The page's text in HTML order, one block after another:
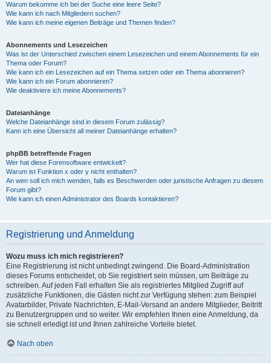
Warum bekomme ich bei der Suche eine leere Seite?
Wie kann ich nach Mitgliedern suchen?
Wie kann ich meine eigenen Beiträge und Themen finden?
Abonnements und Lesezeichen
Was ist der Unterschied zwischen einem Lesezeichen und einem Abonnements für ein
Thema oder Forum?
Wie kann ich ein Lesezeichen auf ein Thema setzen oder ein Thema abonnieren?
Wie kann ich ein Forum abonnieren?
Wie deaktiviere ich meine Abonnements?
Dateianhänge
Welche Dateianhänge sind in diesem Forum zulässig?
Kann ich eine Übersicht all meiner Dateianhänge erhalten?
phpBB betreffende Fragen
Wer hat diese Forensoftware entwickelt?
Warum ist Funktion x oder y nicht enthalten?
An wen soll ich mich wenden, falls es Beschwerden oder juristische Anfragen zu diesem
Forum gibt?
Wie kann ich einen Administrator des Boards kontaktieren?
Registrierung und Anmeldung
Wozu muss ich mich registrieren?
Eine Registrierung ist nicht unbedingt zwingend. Die Board-Administration
dieses Forums entscheidet, ob Sie registriert sein müssen, um Beiträge zu
schreiben. Auf jeden Fall erhalten Sie als registriertes Mitglied Zugriff auf
zusätzliche Funktionen, die Gästen nicht zur Verfügung stehen: zum Beispiel
Avatarbilder, Private Nachrichten, E-Mail-Versand an andere Mitglieder, Beitritt
zu Benutzergruppen und so weiter. Wir empfehlen Ihnen eine Anmeldung, da
sie schnell erledigt ist und Ihnen zahlreiche Vorteile bietet.
Nach oben